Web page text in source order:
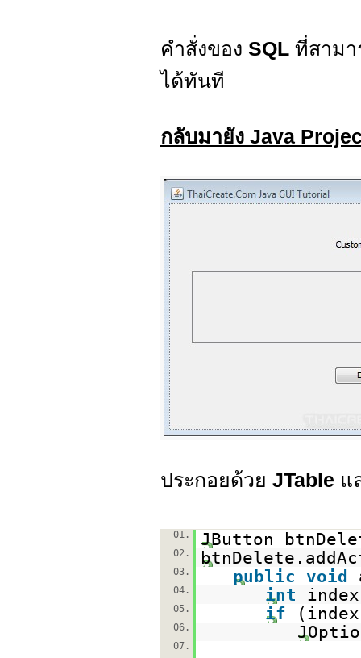
คำสั่งของ SQL ที่สามา
ได้ทันที
กลับมายัง Java
ประกอยด้วย JTable แ
01. JButton
02.
03. public void
04. int
05. if
06.
07.